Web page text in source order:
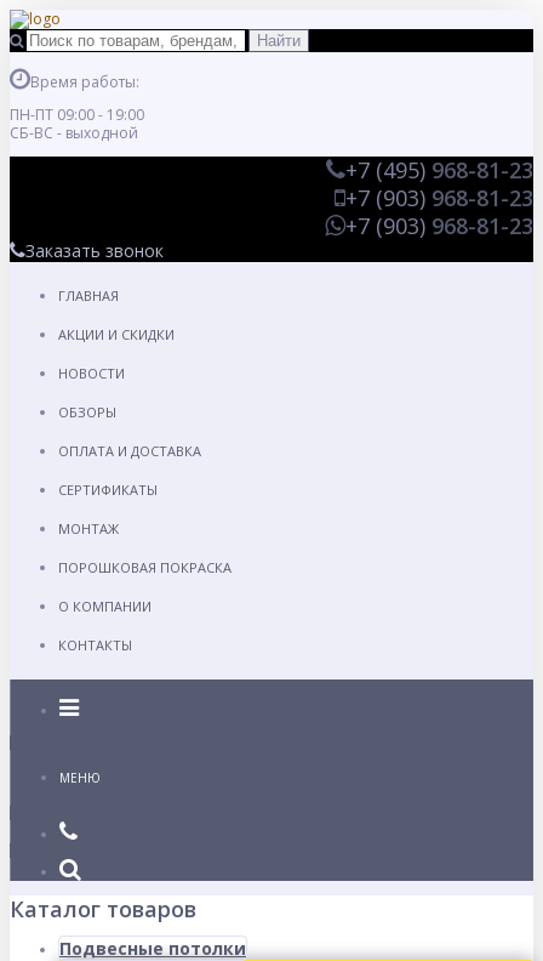
Время работы:
ПН-ПТ 09:00 - 19:00
СБ-ВС - выходной
+7 (495) 968-81-23
+7 (903) 968-81-23
+7 (903) 968-81-23
Заказать звонок
ГЛАВНАЯ
АКЦИИ И СКИДКИ
НОВОСТИ
ОБЗОРЫ
ОПЛАТА И ДОСТАВКА
СЕРТИФИКАТЫ
МОНТАЖ
ПОРОШКОВАЯ ПОКРАСКА
О КОМПАНИИ
КОНТАКТЫ
Каталог
МЕНЮ
Каталог товаров
Подвесные потолки